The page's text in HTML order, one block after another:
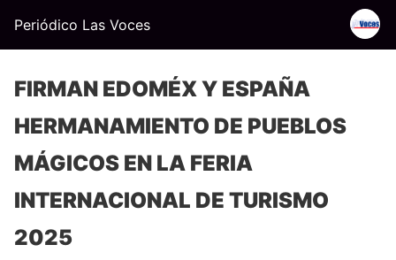
Periódico Las Voces
FIRMAN EDOMÉX Y ESPAÑA
HERMANAMIENTO DE PUEBLOS
MÁGICOS EN LA FERIA
INTERNACIONAL DE TURISMO
2025